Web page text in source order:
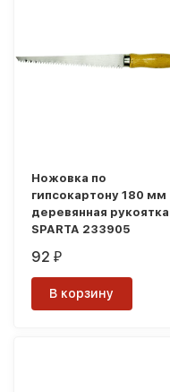
Ножовка по
гипсокартону 180 мм
деревянная рукоятка
SPARTA 233905
92₽
В корзину